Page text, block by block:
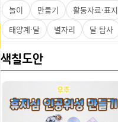
놀이
만들기 활동자료·표지
태양계·달
별자리 달 탐사
색칠도안